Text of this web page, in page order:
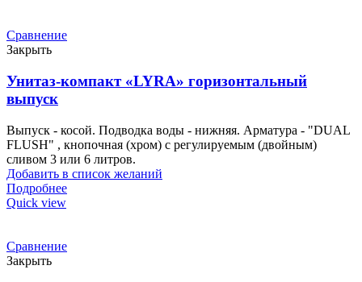
Сравнение
Закрыть
Унитаз-компакт «LYRA» горизонтальный
выпуск
Выпуск - косой. Подводка воды - нижняя. Арматура - "DUAL
FLUSH" , кнопочная (хром) с регулируемым (двойным)
сливом 3 или 6 литров.
Добавить в список желаний
Подробнее
Quick view
Сравнение
Закрыть